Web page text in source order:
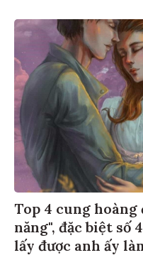
Top 4 cung
năng", đặc biệt số
lấy được anh ấy